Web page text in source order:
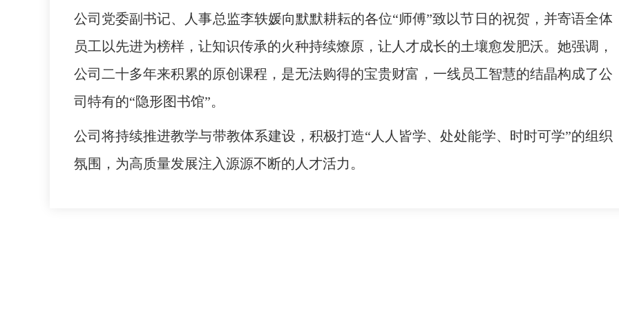
公司党委副书记、人事总监李轶媛向默默耕耘的各位“师傅”致以节日的祝贺，并寄语全体
员工以先进为榜样，让知识传承的火种持续燎原，让人才成长的土壤愈发肥沃。她强调，
公司二十多年来积累的原创课程，是无法购得的宝贵财富，一线员工智慧的结晶构成了公
司特有的“隐形图书馆”。
公司将持续推进教学与带教体系建设，积极打造“人人皆学、处处能学、时时可学”的组织
氛围，为高质量发展注入源源不断的人才活力。